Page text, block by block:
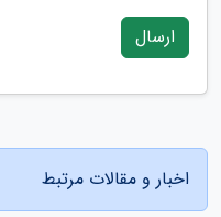
ارسال
اخبار و مقالات مرتبط